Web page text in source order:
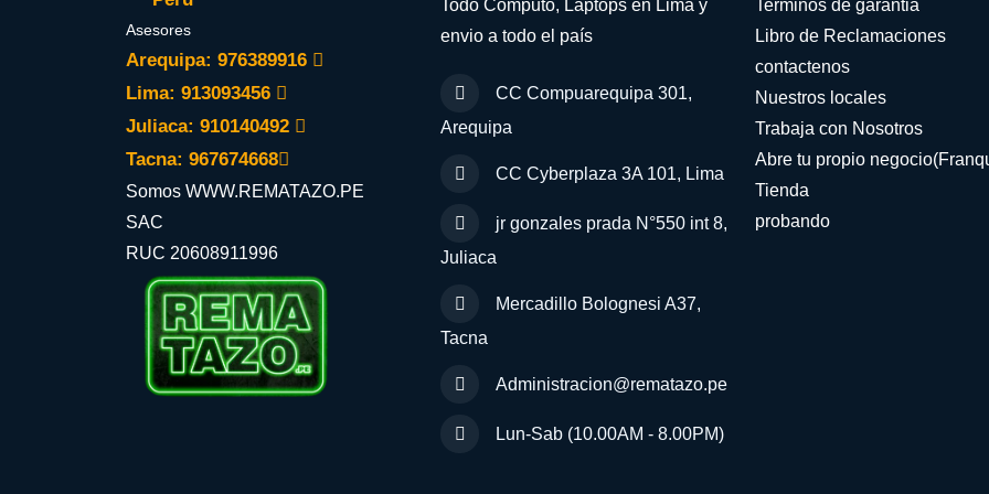
Asesores
Arequipa: 976389916
Lima: 913093456
Juliaca: 910140492
Tacna: 967674668
Somos WWW.REMATAZO.PE
SAC
RUC 20608911996
Todo Computo, Laptops en Lima y
envio a todo el país
CC Compuarequipa 301,
Arequipa
CC Cyberplaza 3A 101, Lima
jr gonzales prada N°550 int 8,
Juliaca
Mercadillo Bolognesi A37,
Tacna
Administracion@rematazo.pe
Lun-Sab (10.00AM - 8.00PM)
Terminos de garantia
Libro de Reclamaciones
contactenos
Nuestros locales
Trabaja con Nosotros
Abre tu propio
Tienda
probando